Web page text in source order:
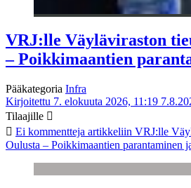
VRJ:lle Väyläviraston
– Poikkimaantien
Pääkategoria Infra
Kirjoitettu 7. elokuuta 2026, 11:19
Tilaajille
Ei kommentteja artikkeliin VRJ:lle
Oulusta – Poikkimaantien parantaminen